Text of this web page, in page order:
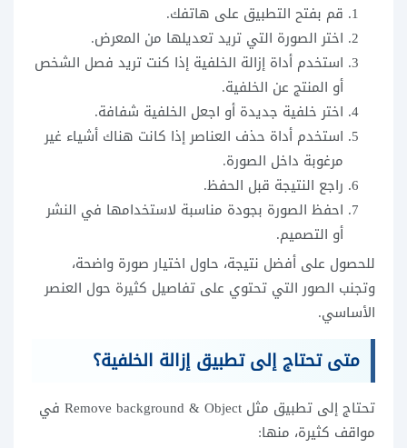
قم بفتح التطبيق على هاتفك.
اختر الصورة التي تريد تعديلها من المعرض.
استخدم أداة إزالة الخلفية إذا كنت تريد فصل الشخص
أو المنتج عن الخلفية.
اختر خلفية جديدة أو اجعل الخلفية شفافة.
استخدم أداة حذف العناصر إذا كانت هناك أشياء غير
مرغوبة داخل الصورة.
راجع النتيجة قبل الحفظ.
احفظ الصورة بجودة مناسبة لاستخدامها في النشر
أو التصميم.
للحصول على أفضل نتيجة، حاول اختيار صورة واضحة،
وتجنب الصور التي تحتوي على تفاصيل كثيرة حول العنصر
الأساسي.
متى تحتاج إلى تطبيق إزالة الخلفية؟
تحتاج إلى تطبيق مثل Remove background & Object في
مواقف كثيرة، منها: